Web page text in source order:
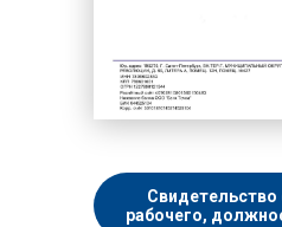
Свидетельство
рабочего,